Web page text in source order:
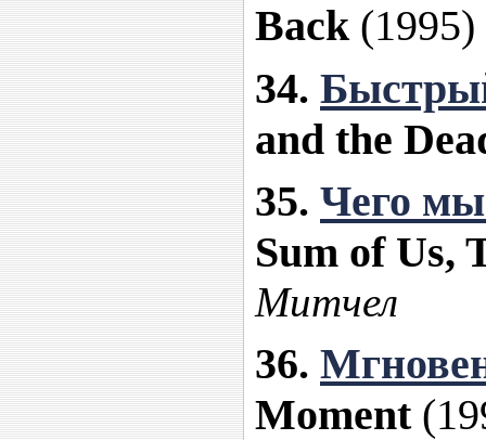
Back(1995)
34.
and the
35. Чего
Sum of Us,
Митчел
36.
Moment